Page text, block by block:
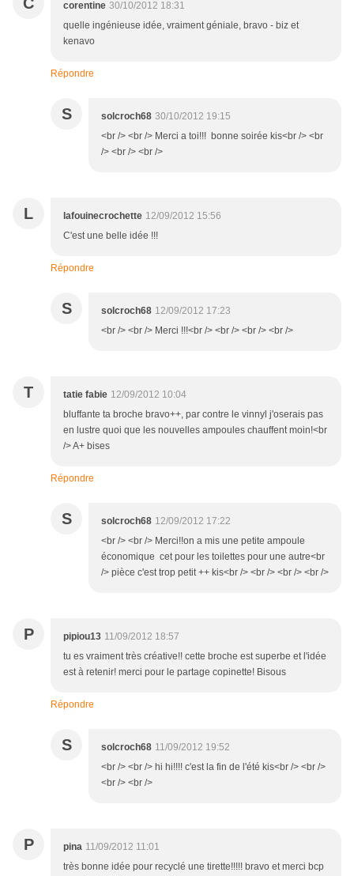
corentine 30/10/2012 18:31
quelle ingénieuse idée, vraiment géniale, bravo - biz et
kenavo
Répondre
S solcroch68 30/10/2012 19:15
<br /> <br /> Merci a toi!!! bonne soirée kis<br /> <br
/> <br /> <br />
L lafouinecrochette 12/09/2012 15:56
C'est une belle idée !!!
Répondre
S solcroch68 12/09/2012 17:23
<br /> <br /> Merci !!!<br /> <br /> <br /> <br />
T tatie fabie 12/09/2012 10:04
bluffante ta broche bravo++, par contre le vinnyl j'oserais pas
en lustre quoi que les nouvelles ampoules chauffent moin!<br
/> A+ bises
Répondre
S solcroch68 12/09/2012 17:22
<br /> <br /> Merci!!on a mis une petite ampoule
économique cet pour les toilettes pour une autre<br
/> pièce c'est trop petit ++ kis<br /> <br /> <br /> <br />
P pipiou13 11/09/2012 18:57
tu es vraiment très créative!! cette broche est superbe et l'idée
est à retenir! merci pour le partage copinette! Bisous
Répondre
S solcroch68 11/09/2012 19:52
<br /> <br /> hi hi!!!! c'est la fin de l'été kis<br /> <br />
<br /> <br />
P pina 11/09/2012 11:01
très bonne idée pour recyclé une tirette!!!!! bravo et merci bcp